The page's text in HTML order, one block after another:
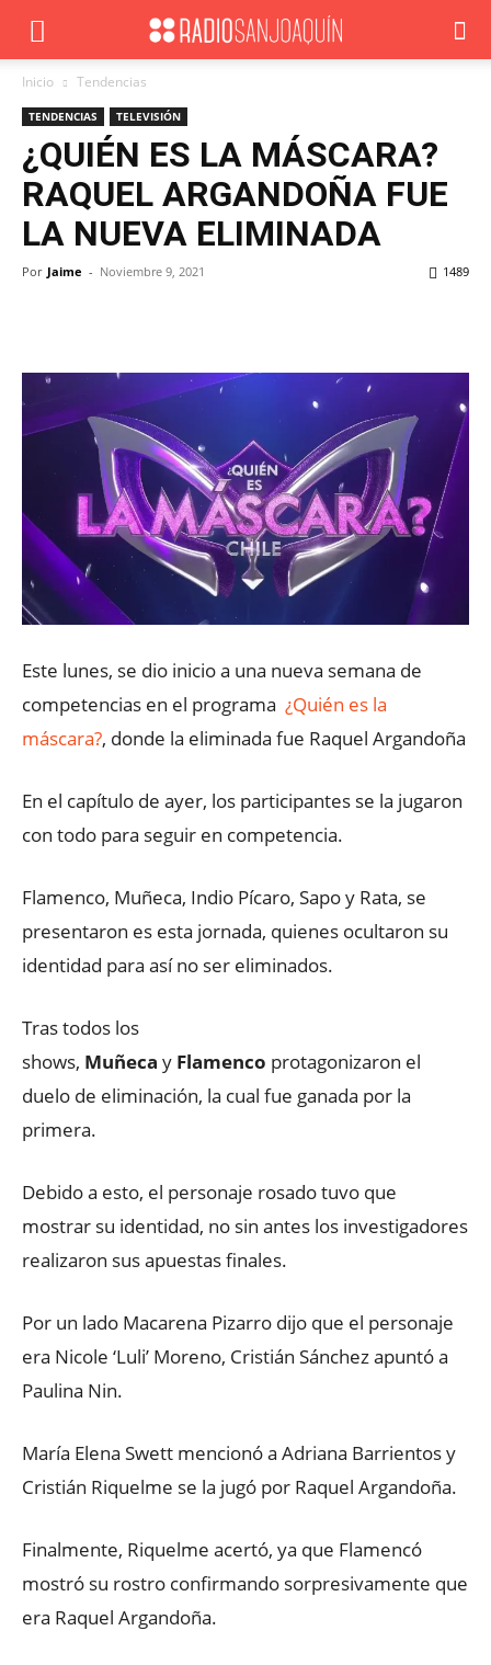
Inicio Tendencias
TENDENCIAS TELEVISIÓN
¿QUIÉN ES LA MÁSCARA?
RAQUEL ARGANDOÑA FUE
LA NUEVA ELIMINADA
Por Jaime - Noviembre 9, 2021 1489
Este lunes, se dio inicio a una nueva semana de
competencias en el programa ¿Quién es la
máscara?, donde la eliminada fue Raquel Argandoña
En el capítulo de ayer, los participantes se la jugaron
con todo para seguir en competencia.
Flamenco, Muñeca, Indio Pícaro, Sapo y Rata, se
presentaron es esta jornada, quienes ocultaron su
identidad para así no ser eliminados.
Tras todos los
shows, Muñeca y Flamenco protagonizaron el
duelo de eliminación, la cual fue ganada por la
primera.
Debido a esto, el personaje rosado tuvo que
mostrar su identidad, no sin antes los investigadores
realizaron sus apuestas finales.
Por un lado Macarena Pizarro dijo que el personaje
era Nicole ‘Luli’ Moreno, Cristián Sánchez apuntó a
Paulina Nin.
María Elena Swett mencionó a Adriana Barrientos y
Cristián Riquelme se la jugó por Raquel Argandoña.
Finalmente, Riquelme acertó, ya que Flamencó
mostró su rostro confirmando sorpresivamente que
era Raquel Argandoña.